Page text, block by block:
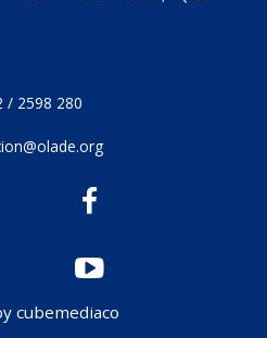
/ 2598 280
cubemediaco